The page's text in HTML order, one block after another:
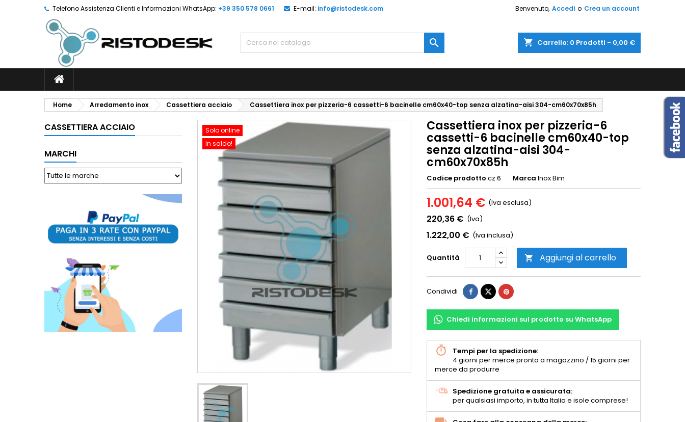
Telefono Assistenza Clienti e Informazioni WhatsApp: +39 350 578 0661 E-mail: info@ristodesk.com Benvenuto, Accedi o Crea un account
shopping_cart Carrello: 0 Prodotti - 0,00 €

Home Arredamento inox Cassettiera acciaio Cassettiera inox per pizzeria-6 cassetti-6 bacinelle cm60x40-top senza alzatina-aisi 304-cm60x70x85h
CASSETTIERA ACCIAIO
MARCHI
Solo online
In saldo!
Cassettiera inox per pizzeria-6
cassetti-6 bacinelle cm60x40-top
senza alzatina-aisi 304-
cm60x70x85h
Codice prodotto cz.6 Marca Inox Bim
1.001,64 € (Iva esclusa)
220,36 € (Iva)
1.222,00 € (Iva inclusa)
Quantità  Aggiungi al carrello
Condividi
Chiedi informazioni sul prodotto su WhatsApp
Tempi per la spedizione:
4 giorni per merce pronta a magazzino / 15 giorni per
merce da produrre
Spedizione gratuita e assicurata:
per qualsiasi importo, in tutta Italia e isole comprese!